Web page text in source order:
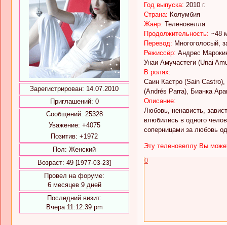
Зарегистрирован: 14.07.2010
Приглашений: 0
Сообщений: 25328
Уважение: +4075
Позитив: +1972
Пол: Женский
Возраст: 49 [1977-03-23]
Провел на форуме:
6 месяцев 9 дней
Последний визит:
Вчера 11:12:39 pm
Год выпуска: 2010 г.
Страна: Колумбия
Жанр: Теленовелла
Продолжительность: ~48
Перевод: Многоголосый,
Режиссёр: Андрес
Унаи Амучастеги (Unai
В ролях:
Саин Кастро (Sain
(Andrés Parra), Бианка
Описание:
Любовь, ненависть,
влюбились в одного
соперницами за любовь
Эту теленовеллу Вы
0